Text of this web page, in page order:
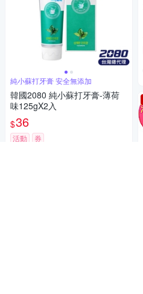
純小蘇打牙膏 安全無添加
韓國2080 純小蘇打牙膏-薄荷
味125gX2入
$36
活動 券